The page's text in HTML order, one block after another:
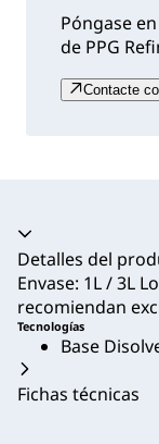
Póngase
de PPG
Contacte
Acordeón
Detalles del
Envase: 1L / 3L
recomiendan
Tecnologías
Base
Fichas técnicas